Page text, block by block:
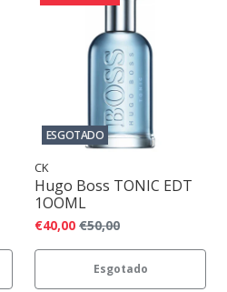
ESGOTADO
CK
Hugo Boss TONIC EDT
1OOML
€40,00 €50,00
Esgotado